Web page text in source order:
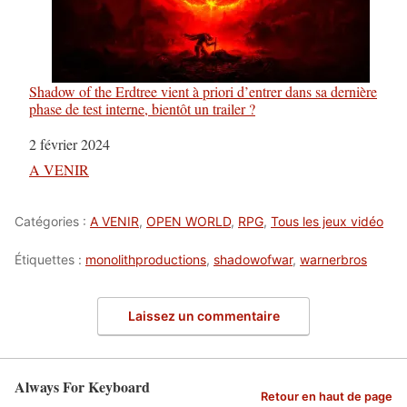
Shadow of the Erdtree vient à priori d’entrer dans sa dernière
phase de test interne, bientôt un trailer ?
Date
2 février 2024
Par rapport à
A VENIR
Catégories : A VENIR, OPEN WORLD, RPG, Tous les jeux vidéo
Étiquettes : monolithproductions, shadowofwar, warnerbros
Laissez un commentaire
Always For Keyboard Retour en haut de page